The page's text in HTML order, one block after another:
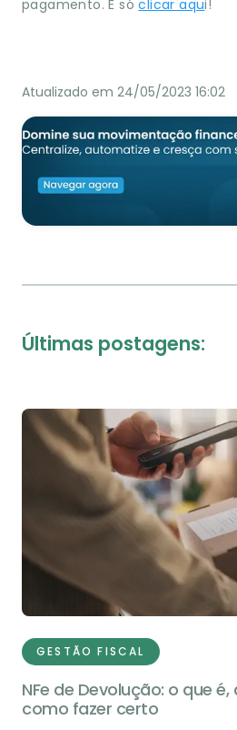
pagamento. É sóclicar aqui!
Atualizado em 24/05/2023 16:02
Últimas postagens:
GESTÃO FISCAL
NFe de Devolução: o que
como fazer certo